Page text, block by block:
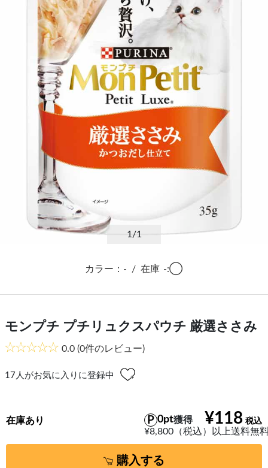
1/1
カラー：- / 在庫 -:◯
モンプチ プチリュクスパウチ 厳選ささみ
0.0 (0件のレビュー)
17 人がお気に入りに登録中
¥118
0pt獲得
¥8,800（税込）以上送料無
在庫あり
購入する